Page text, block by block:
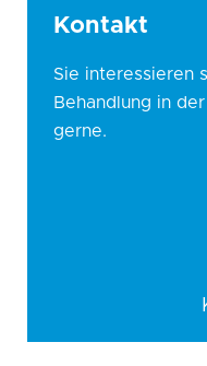
Kontakt
Sie interessieren
Behandlung in
gerne.